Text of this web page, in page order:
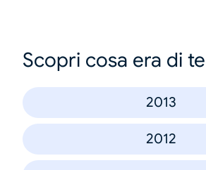
Scopri cosa era di
2013
2012